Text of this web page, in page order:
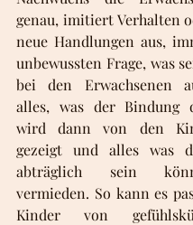
genau, imitiert Verhalten
neue Handlungen aus,
unbewussten Frage, was
bei den Erwachsenen
alles, was der Bindung
wird dann von den
gezeigt und alles was
abträglich sein
vermieden. So kann es
Kinder von